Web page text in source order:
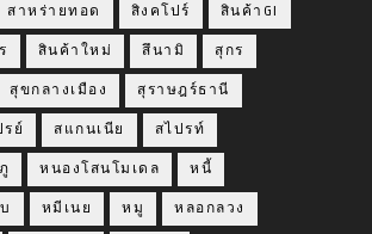
สาหร่ายทอด สิงคโปร์ สินค้าGI
สินค้าใหม่ สึนามิ สุกร
สุขกลางเมือง สุราษฎร์ธานี
รย์ สแกนเนีย สไปรท์
หนองโสนโมเดล หนี้
หมีเนย หมู หลอกลวง